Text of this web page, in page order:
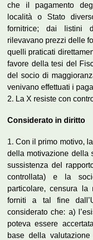
che il pagamento
località o Stato
fornitrice; dai listini
rilevavano prezzi delle
quelli praticati
favore della tesi del
del socio di
venivano effettuati i
2. La X resiste con
Considerato in diritto
1. Con il primo motivo,
della motivazione della
sussistenza del
controllata) e la
particolare, censura la
forniti a tal fine
considerato che: a)
poteva essere
base della